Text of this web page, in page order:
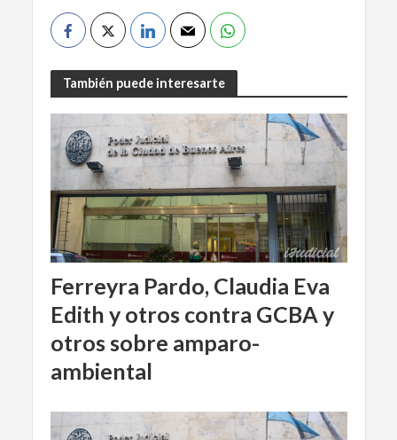
También puede interesarte
Ferreyra Pardo, Claudia Eva
Edith y otros contra GCBA y
otros sobre amparo-
ambiental